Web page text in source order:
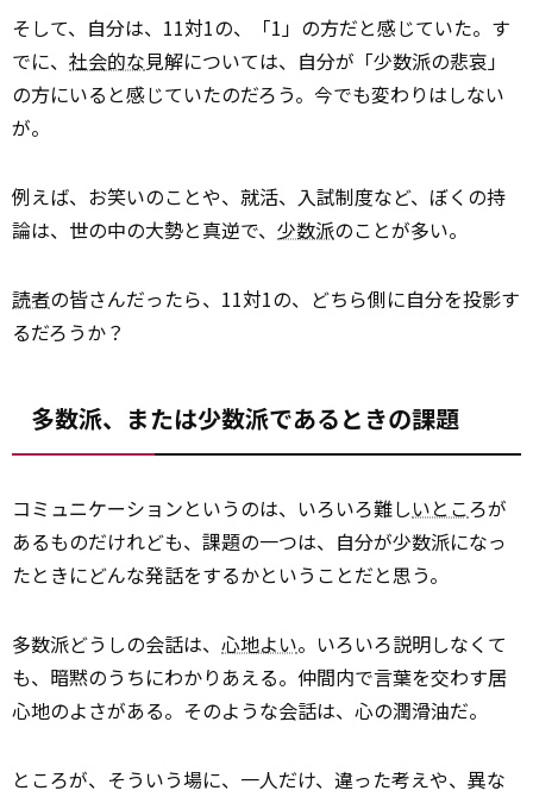
そして、自分は、11対1の、「1」の方だと感じていた。す
でに、 社会的な見解については、自分が「少数派の悲哀」
の方にいると感じていたのだろう。今でも変わりはしない
が。
例えば、お笑いのことや、就活、入試制度など、ぼくの持
論は、世の中の大勢と真逆で、 少数派のことが多い。
読者の皆さんだったら、11対1の、どちら側に自分を投影す
るだろうか？
多数派、または少数派であるときの課題
コミュニケーションというのは、いろいろ難しいところが
あるものだけれども、課題の一つは、自分が少数派になっ
たときにどんな発話をするかということだと思う。
多数派どうしの会話は、 心地よい。いろいろ説明しなくて
も、暗黙のうちにわかりあえる。仲間内で言葉を交わす居
心地のよさがある。そのような会話は、心の潤滑油だ。
ところが、そういう場に、一人だけ、違った考えや、異な